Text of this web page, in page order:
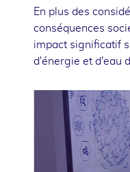
En plus des
conséquences
impact significatif
d'énergie et d'eau